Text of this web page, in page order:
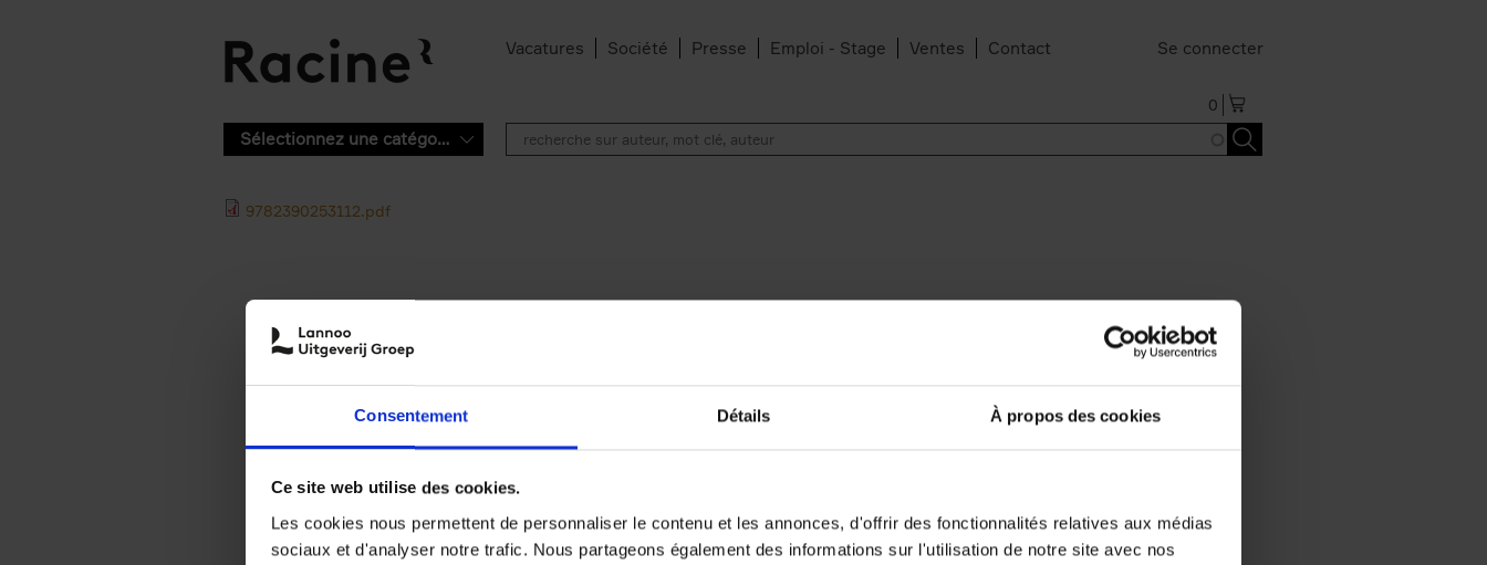
Consentement Détails À propos des cookies
Ce site web utilise des cookies.
Les cookies nous permettent de personnaliser le contenu et les annonces, d'offrir des fonctionnalités relatives aux médias
sociaux et d'analyser notre trafic. Nous partageons également des informations sur l'utilisation de notre site avec nos
Vacatures Société Presse Emploi - Stage Ventes Contact Se connecter
0
Sélectionnez une catégorie
9782390253112.pdf